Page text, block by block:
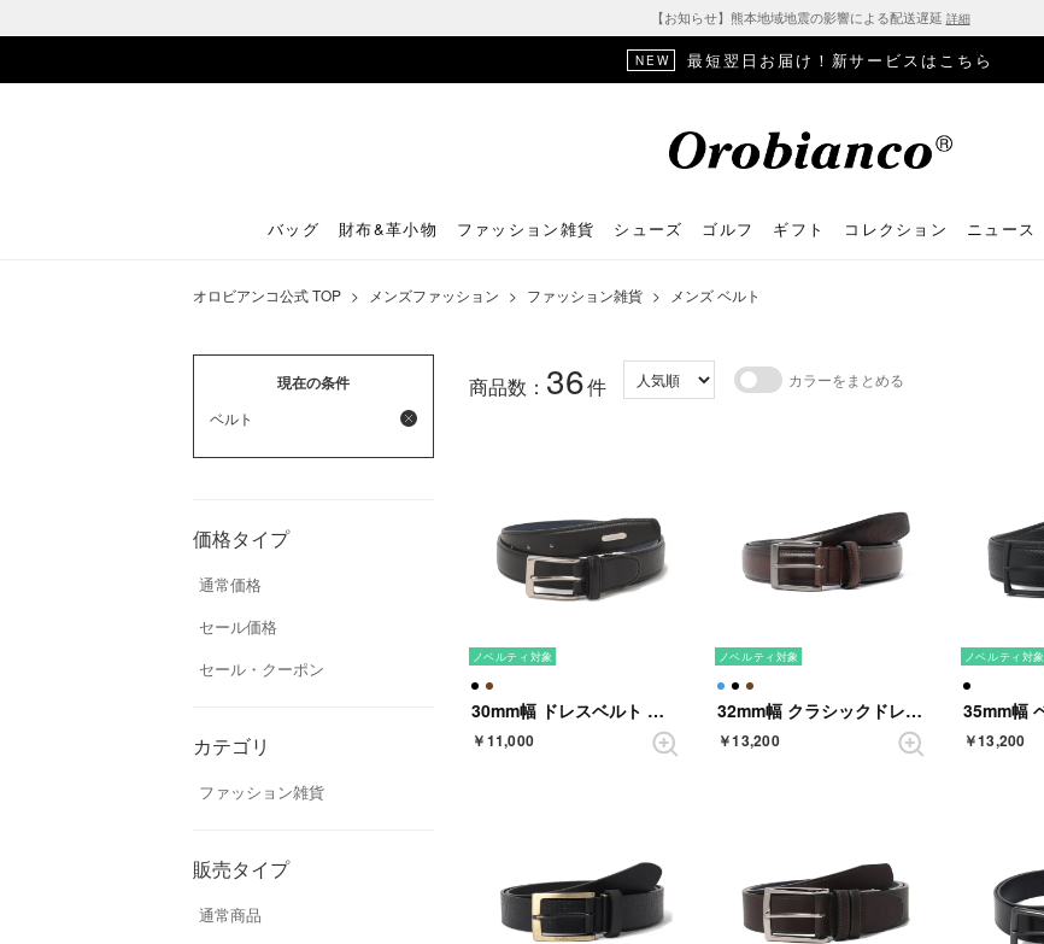
【お知らせ】熊本地域地震の影響による配送遅延 詳細
□■SALE対象アイテムはこちら■□
バッグ 財布&革小物 ファッション雑貨 シューズ ゴルフ ギフト コレクション ニュース
オロビアンコ公式 TOP > メンズファッション > ファッション雑貨 > メンズ ベルト
現在の条件
ベルト
価格タイプ
通常価格
セール価格
セール・クーポン
カテゴリ
ファッション雑貨
販売タイプ
通常商品
商品数： 36件 カラーをまとめる
ノベルティ対象
30mm幅 ドレスベルト （BLACK）
￥11,000
ノベルティ対象
32mm幅 クラシックドレス&カジュアルベルト （DARKBROWN）
￥13,200
ノベルティ対象
￥13,200